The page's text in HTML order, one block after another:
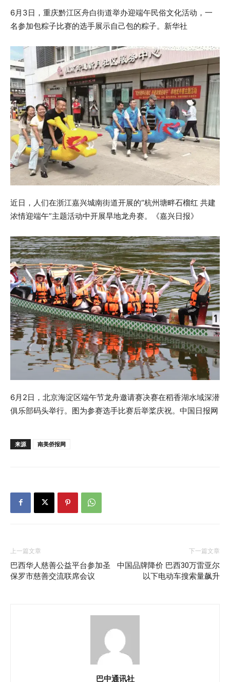
6月3日，重庆黔江区舟白街道举办迎端午民俗文化活动，一
名参加包粽子比赛的选手展示自己包的粽子。新华社
近日，人们在浙江嘉兴城南街道开展的“杭州塘畔石榴红 共建
浓情迎端午”主题活动中开展旱地龙舟赛。《嘉兴日报》
6月2日，北京海淀区端午节龙舟邀请赛决赛在稻香湖水域深潜
俱乐部码头举行。图为参赛选手比赛后举桨庆祝。中国日报网
来源 南美侨报网
上一篇文章
巴西华人慈善公益平台参加圣
保罗市慈善交流联席会议
下一篇文章
中国品牌降价 巴西30万雷亚尔
以下电动车搜索量飙升
巴中通讯社